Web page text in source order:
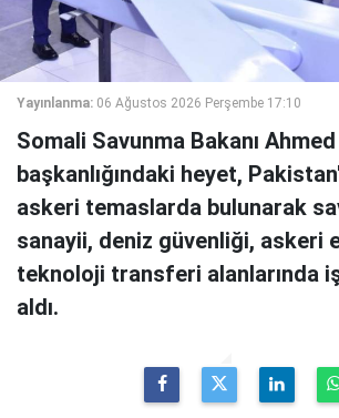
Yayınlanma: 06 Ağustos 2026 Perşembe 17:10
Somali Savunma Bakanı
başkanlığındaki heyet,
askeri temaslarda bulunarak
sanayii, deniz güvenliği, askeri
teknoloji transferi alanlarında
aldı.